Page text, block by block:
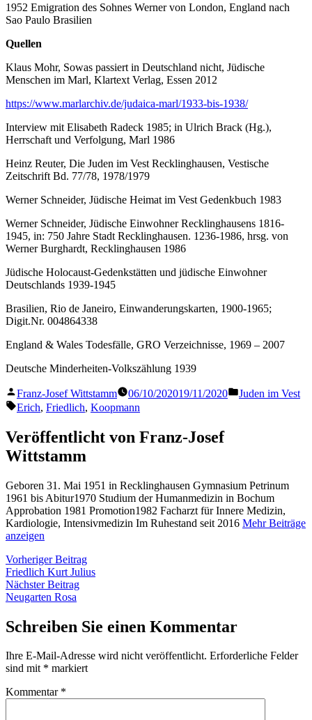
1952 Emigration des Sohnes Werner von London, England nach
Sao Paulo Brasilien
Quellen
Klaus Mohr, Sowas passiert in Deutschland nicht, Jüdische
Menschen im Marl, Klartext Verlag, Essen 2012
https://www.marlarchiv.de/judaica-marl/1933-bis-1938/
Interview mit Elisabeth Radeck 1985; in Ulrich Brack (Hg.),
Herrschaft und Verfolgung, Marl 1986
Heinz Reuter, Die Juden im Vest Recklinghausen, Vestische
Zeitschrift Bd. 77/78, 1978/1979
Werner Schneider, Jüdische Heimat im Vest Gedenkbuch 1983
Werner Schneider, Jüdische Einwohner Recklinghausens 1816-
1945, in: 750 Jahre Stadt Recklinghausen. 1236-1986, hrsg. von
Werner Burghardt, Recklinghausen 1986
Jüdische Holocaust-Gedenkstätten und jüdische Einwohner
Deutschlands 1939-1945
Brasilien, Rio de Janeiro, Einwanderungskarten, 1900-1965;
Digit.Nr. 004864338
England & Wales Todesfälle, GRO Verzeichnisse, 1969 – 2007
Deutsche Minderheiten-Volkszählung 1939
Veröffentlicht
von
Franz-Josef Wittstamm 06/10/202019/11/2020
Veröffentlicht
Juden im Vest
Schlagwörter:
Erich, Friedlich, Koopmann
Veröffentlicht von Franz-Josef
Wittstamm
Geboren 31. Mai 1951 in Recklinghausen Gymnasium Petrinum
1961 bis Abitur1970 Studium der Humanmedizin in Bochum
Approbation 1981 Promotion1982 Facharzt für Innere Medizin,
Kardiologie, Intensivmedizin Im Ruhestand seit 2016 Mehr Beiträge
anzeigen
Beitragsnavigation
Vorheriger BeitragVorheriger
Beitrag:
Friedlich Kurt Julius
Nächster BeitragNächster
Neugarten Rosa
Schreiben Sie einen Kommentar
Ihre E-Mail-Adresse wird nicht veröffentlicht. Erforderliche Felder
sind mit * markiert
Kommentar *